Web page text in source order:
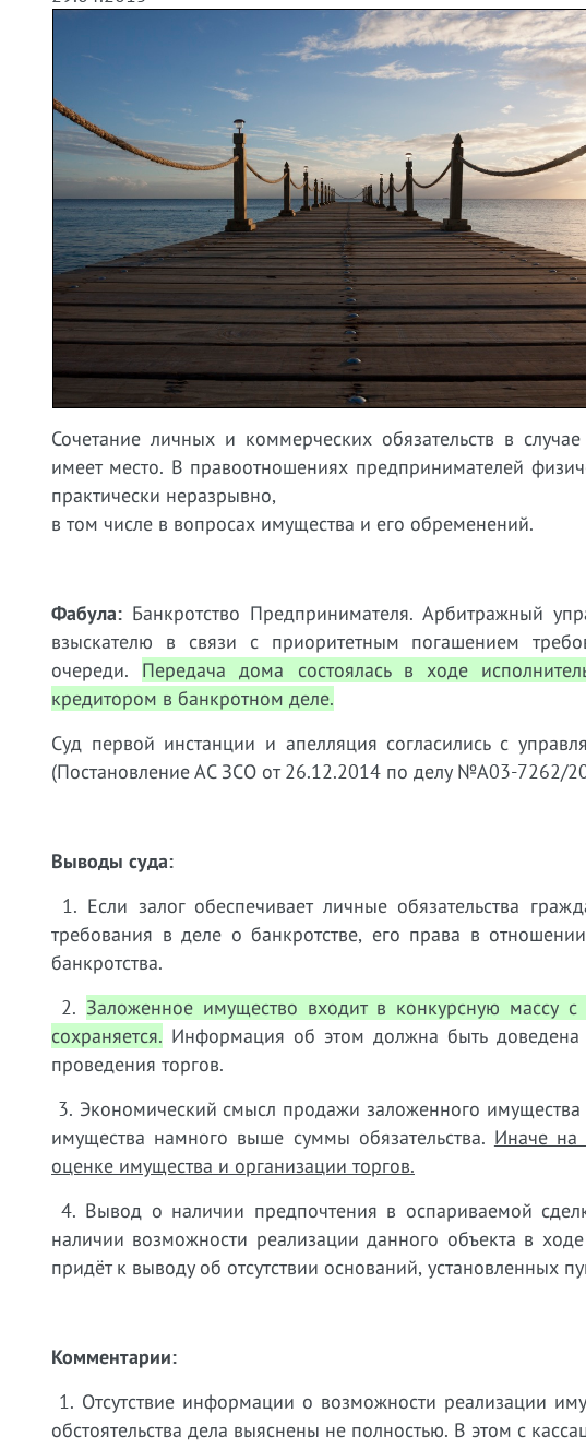
Сочетание личных и коммерческих обязательств в
имеет место. В правоотношениях предпринимателей
практически неразрывно,
в том числе в вопросах имущества и его обременений.
Фабула: Банкротство Предпринимателя. Арбитражный
взыскателю в связи с приоритетным погашением
очереди. Передача дома состоялась в ходе
кредитором в банкротном деле.
Суд первой инстанции и апелляция согласились с
(Постановление АС ЗСО от 26.12.2014 по делу №А03-7262/
Выводы суда:
1. Если залог обеспечивает личные обязательства
требования в деле о банкротстве, его права в
банкротства.
2. Заложенное имущество входит в конкурсную массу
сохраняется. Информация об этом должна быть доведена
проведения торгов.
3. Экономический смысл продажи заложенного имущества
имущества намного выше суммы обязательства. Иначе на
оценке имущества и организации торгов.
4. Вывод о наличии предпочтения в оспариваемой
наличии возможности реализации данного объекта в
придёт к выводу об отсутствии оснований, установленных
Комментарии:
1. Отсутствие информации о возможности реализации
обстоятельства дела выяснены не полностью. В этом с